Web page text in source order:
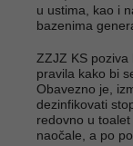
u ustima, kao i
bazenima
ZZJZ KS
pravila kako bi
Obavezno je,
dezinfikovati
redovno u
naočale, a po